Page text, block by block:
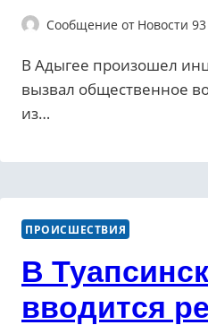
Сообщение от Новости 93
В Адыгее произошел
вызвал общественное
из…
ПРОИСШЕСТВИЯ
В
вводится